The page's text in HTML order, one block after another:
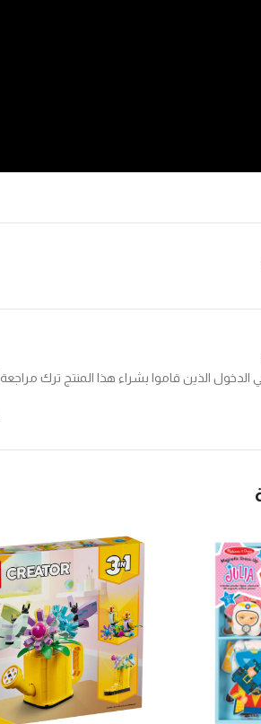
الذين قاموا بشراء هذا المنتج ترك مراجعة.